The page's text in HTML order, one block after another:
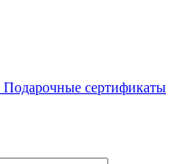
Подарочные сертификаты